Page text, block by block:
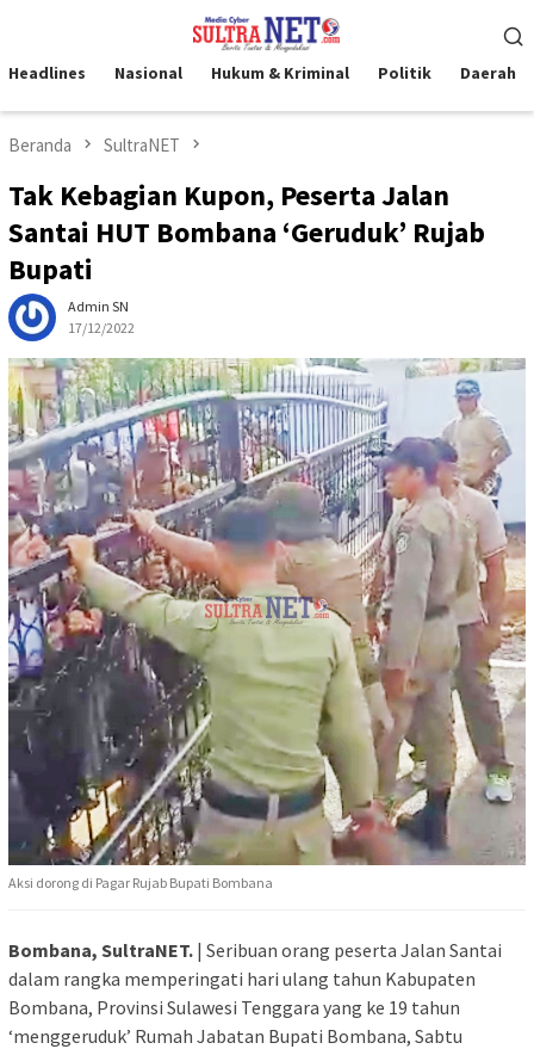
kontenMobile
Headlines Nasional Hukum & Kriminal Politik Daerah
Beranda SultraNET
Tak Kebagian Kupon, Peserta Jalan
Santai HUT Bombana ‘Geruduk’ Rujab
Bupati
Admin SN
17/12/2022
Aksi dorong di Pagar Rujab Bupati Bombana
Bombana, SultraNET. | Seribuan orang peserta Jalan Santai
dalam rangka memperingati hari ulang tahun Kabupaten
Bombana, Provinsi Sulawesi Tenggara yang ke 19 tahun
‘menggeruduk’ Rumah Jabatan Bupati Bombana, Sabtu